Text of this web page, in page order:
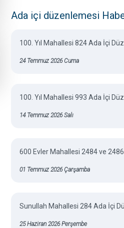
Ada içi düzenlemesi
100. Yıl Mahallesi 824 Ada İçi
24 Temmuz 2026 Cuma
100. Yıl Mahallesi 993 Ada İçi
14 Temmuz 2026 Salı
600 Evler Mahallesi 2484 ve
01 Temmuz 2026 Çarşamba
Sunullah Mahallesi 284 Ada İçi
25 Haziran 2026 Perşembe